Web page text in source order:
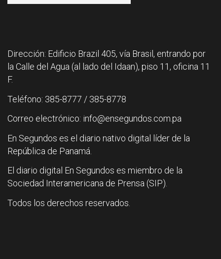
Dirección: Edificio Brazil 405, vía Brasil, entrando por
la Calle del Agua (al lado del Idaan), piso 11, oficina 11
F.
Teléfono: 385-8777 / 385-8778
Correo electrónico: info@ensegundos.com.pa
En Segundos es el diario nativo digital líder de la
República de Panamá.
El diario digital En Segundos es miembro de la
Sociedad Interamericana de Prensa (SIP).
Todos los derechos reservados.